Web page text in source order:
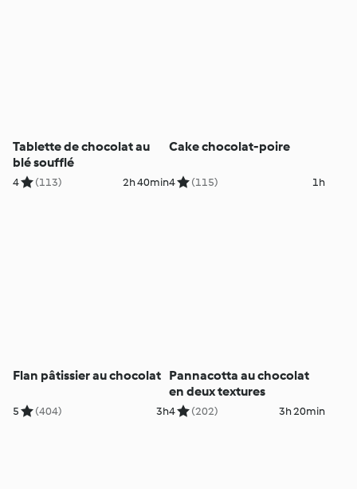
Tablette de chocolat au
blé soufflé
4 (113) 2h 40min
Cake chocolat-poire
4 (115) 1h
Flan pâtissier au chocolat
5 (404) 3h
Pannacotta au chocolat
en deux textures
4 (202) 3h 20min